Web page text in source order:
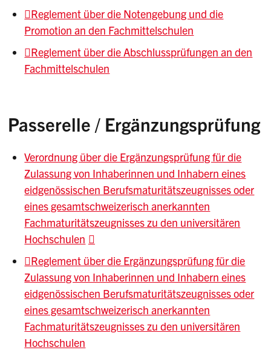
Reglement über die Notengebung und die
Promotion an den Fachmittelschulen
Reglement über die Abschlussprüfungen an den
Fachmittelschulen
Passerelle / Ergänzungsprüfung
Verordnung über die Ergänzungsprüfung für die
Zulassung von Inhaberinnen und Inhabern eines
eidgenössischen Berufsmaturitätszeugnisses oder
eines gesamtschweizerisch anerkannten
Fachmaturitätszeugnisses zu den universitären
Hochschulen
Reglement über die Ergänzungsprüfung für die
Zulassung von Inhaberinnen und Inhabern eines
eidgenössischen Berufsmaturitätszeugnisses oder
eines gesamtschweizerisch anerkannten
Fachmaturitätszeugnisses zu den universitären
Hochschulen